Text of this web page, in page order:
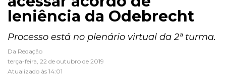
leniência da Odebrecht
Processo está no plenário virtual da 2ª turma.
Da Redação
terça-feira, 22 de outubro de 2019
Atualizado às 14:01